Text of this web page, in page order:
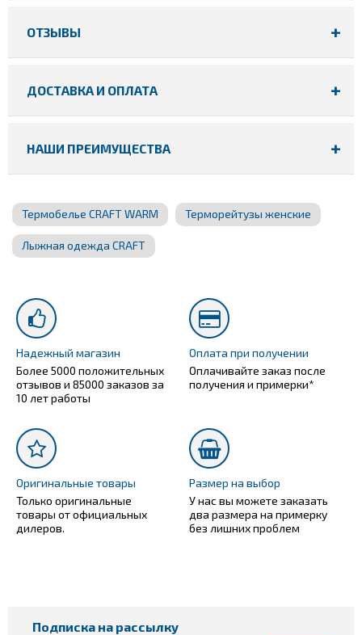
ОТЗЫВЫ
ДОСТАВКА И ОПЛАТА
НАШИ ПРЕИМУЩЕСТВА
Термобелье CRAFT WARM Терморейтузы женские
Лыжная одежда CRAFT
Надежный магазин
Более 5000 положительных
отзывов и 85000 заказов за
10 лет работы
Оплата при получении
Оплачивайте заказ после
получения и примерки*
Оригинальные товары
Только оригинальные
товары от официальных
дилеров.
Размер на выбор
У нас вы можете заказать
два размера на примерку
без лишних проблем
Подписка на рассылку